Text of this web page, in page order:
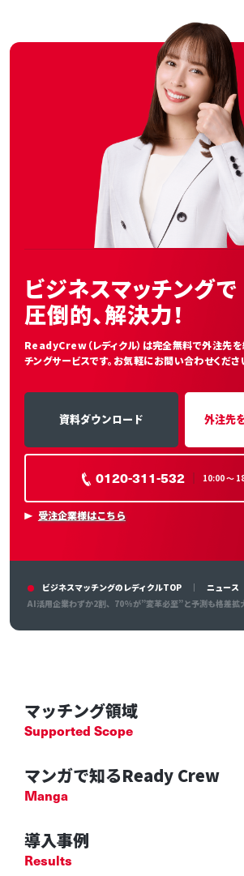
ビジネスマッチングで
圧倒的、解決力！
ReadyCrew（レディクル）は完全無料で外注先
チングサービスです。お気軽にお問い合わせくださ
資料ダウンロード 外注先
0120-311-532 10:00 〜
受注企業様はこちら
ビジネスマッチングのレディクルTOP ニュース
AI活用企業わずか2割、70%が”変革必至”と予測も格差拡
マッチング領域
Supported Scope
マンガで知るReady Crew
Manga
導入事例
Results